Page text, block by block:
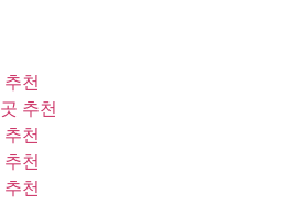
천
추천
천
천
천